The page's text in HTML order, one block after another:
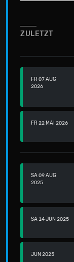
ZULETZT
FR 07 AUG
2026
FR 22 MAI 2026
SA 09 AUG
2025
SA 14 JUN 2025
JUN 2025